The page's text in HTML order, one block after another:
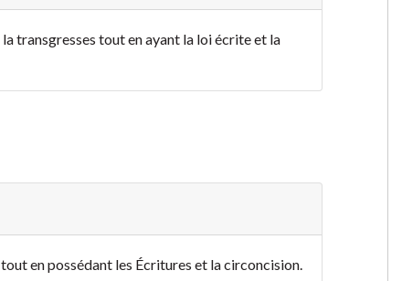
transgresses tout en ayant la loi écrite et la
en possédant les Écritures et la circoncision.